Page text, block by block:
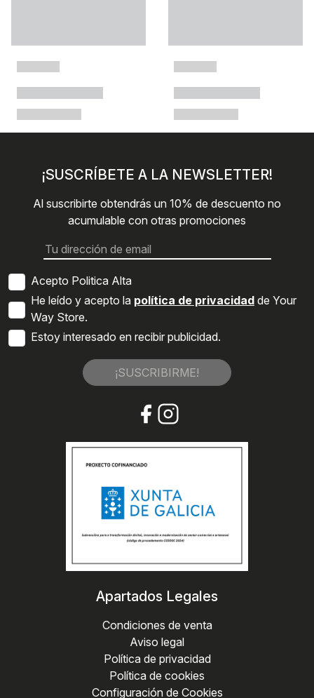
¡SUSCRÍBETE A LA NEWSLETTER!
Al suscribirte obtendrás un 10% de descuento no
acumulable con otras promociones
Acepto Politica Alta
He leído y acepto la política de privacidad de Your
Way Store.
Estoy interesado en recibir publicidad.
¡SUSCRIBIRME!
Apartados Legales
Condiciones de venta
Aviso legal
Política de privacidad
Política de cookies
Configuración de Cookies